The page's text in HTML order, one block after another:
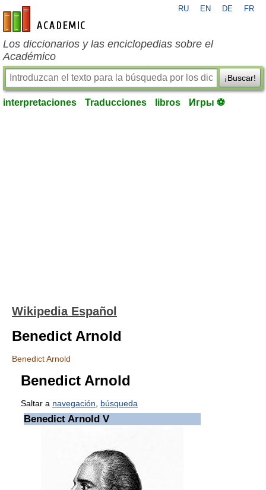
es-academic.com
RU EN DE FR
Los diccionarios y las enciclopedias sobre el
Académico
¡Buscar!
interpretaciones Traducciones libros Игры ⚽
Wikipedia Español
Benedict Arnold
Benedict Arnold
Benedict Arnold
Saltar a navegación búsqueda
Benedict Arnold V